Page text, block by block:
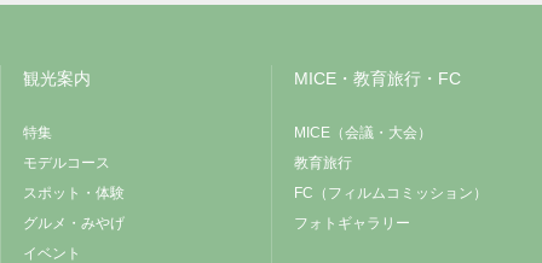
観光案内
特集
モデルコース
スポット・体験
グルメ・みやげ
イベント
MICE・教育旅行・FC
MICE（会議・大会）
教育旅行
FC（フィルムコミッション）
フォトギャラリー